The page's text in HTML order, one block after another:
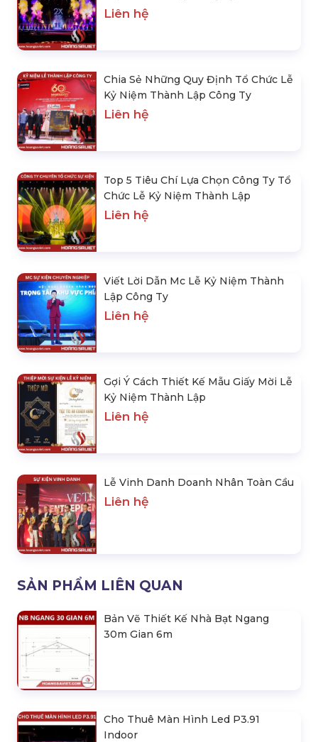
Liên hệ
Chia Sẻ Những Quy Định Tổ Chức Lễ
Kỷ Niệm Thành Lập Công Ty
Liên hệ
Top 5 Tiêu Chí Lựa Chọn Công Ty Tổ
Chức Lễ Kỷ Niệm Thành Lập
Liên hệ
Viết Lời Dẫn Mc Lễ Kỷ Niệm Thành
Lập Công Ty
Liên hệ
Gợi Ý Cách Thiết Kế Mẫu Giấy Mời Lễ
Kỷ Niệm Thành Lập
Liên hệ
Lễ Vinh Danh Doanh Nhân Toàn Cầu
Liên hệ
SẢN PHẨM LIÊN QUAN
Bản Vẽ Thiết Kế Nhà Bạt Ngang
30m Gian 6m
Cho Thuê Màn Hình Led P3.91
Indoor